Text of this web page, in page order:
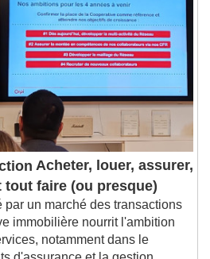
, selected
, selected
Fullscreen
window. Escape will cancel
Acheter, louer, assurer,
faire (ou presque)
un marché des transactions
immobilière nourrit l'ambition
notamment dans le